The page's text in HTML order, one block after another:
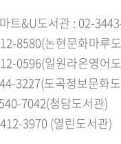
트&U도서관 : 02-
8580(논현문화마루
0596(일원라온영어
3227(도곡정보문화
7042(청담도서관)
3970 (열린도서관)